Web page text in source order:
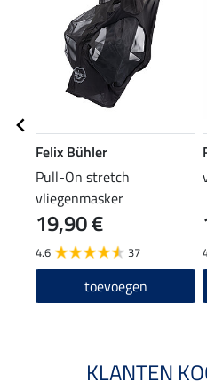
Felix Bühler
Pull-On stretch
vliegenmasker
19,90 €
4.6 37
toevoegen
KLANTEN